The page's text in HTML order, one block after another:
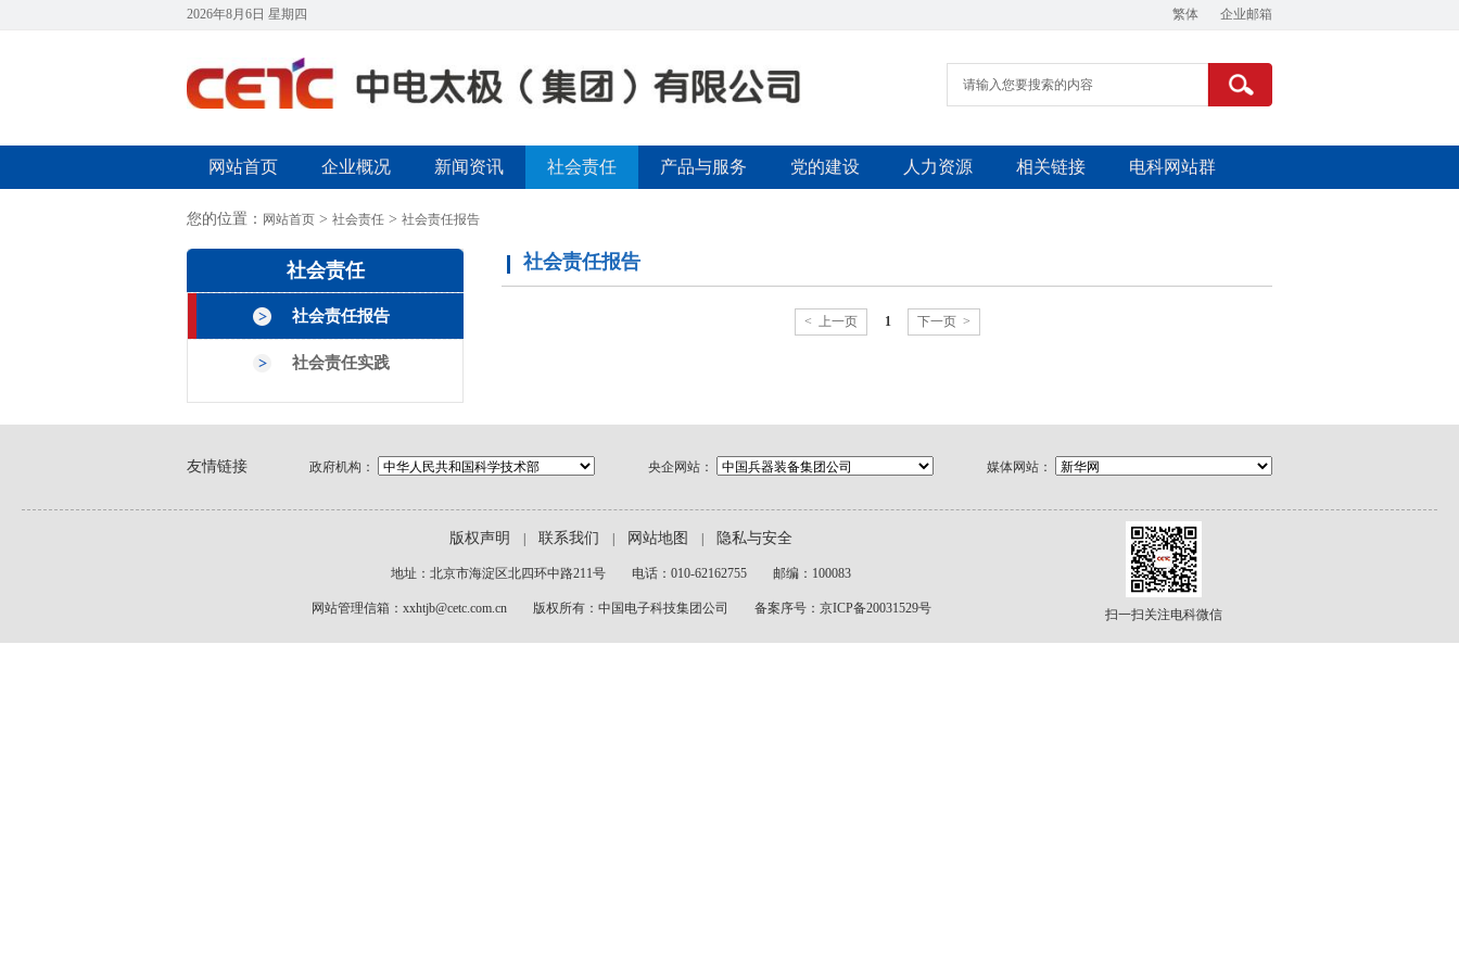
2026年8月6日 星期四 繁体 企业邮箱
网站首页 企业概况 新闻资讯 社会责任 产品与服务 党的建设 人力资源 相关链接 电科网站群
您的位置： 网站首页 > 社会责任 > 社会责任报告
社会责任
社会责任报告
社会责任实践
社会责任报告
< 上一页 1 下一页 >
友情链接 媒体网站：
央企网站：
政府机构：
版权声明 联系我们 网站地图 隐私与安全
地址：北京市海淀区北四环中路211号 电话：010-62162755 邮编：100083
网站管理信箱：xxhtjb@cetc.com.cn 版权所有：中国电子科技集团公司 备案序号：京ICP备20031529号 扫一扫关注电科微信